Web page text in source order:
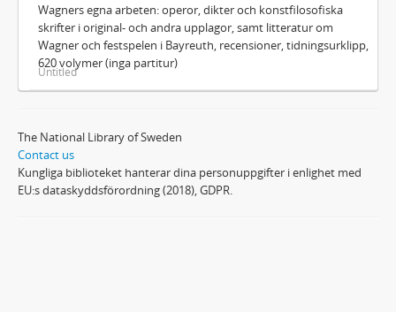
Wagners egna arbeten: operor, dikter och konstfilosofiska
skrifter i original- och andra upplagor, samt litteratur om
Wagner och festspelen i Bayreuth, recensioner, tidningsurklipp,
620 volymer (inga partitur)
Untitled
The National Library of Sweden
Contact us
Kungliga biblioteket hanterar dina personuppgifter i enlighet med
EU:s dataskyddsförordning (2018), GDPR.